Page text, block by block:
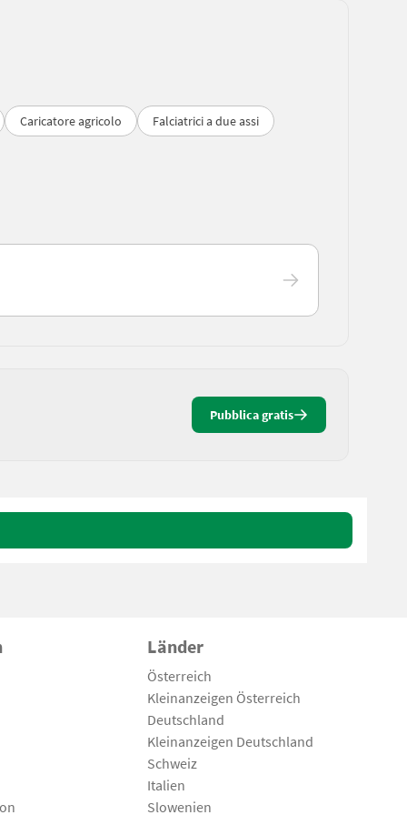
Caricatore agricolo Falciatrici a due assi
Pubblica gratis
Länder
Österreich
Kleinanzeigen Österreich
Deutschland
Kleinanzeigen Deutschland
Schweiz
Italien
Slowenien